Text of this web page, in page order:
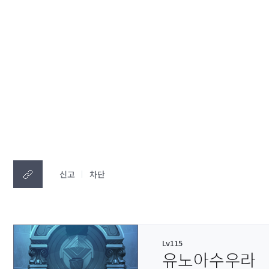
신고 차단
Lv115
유노아수우라